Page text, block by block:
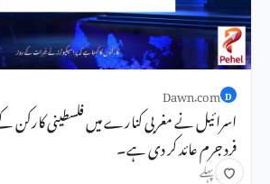
D
Dawn.com
اسرائیل نے مغربی کنارے میں فلسطینی کارکن کے
فرد جرم عائد کر دی ہے۔
1 دن پہلے